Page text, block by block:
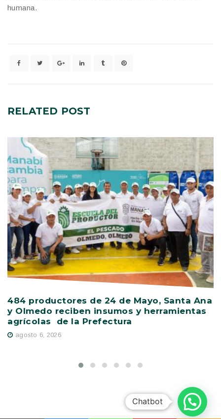
humana.
RELATED POST
484 productores de 24 de Mayo, Santa Ana
y Olmedo reciben insumos y herramientas
agrícolas de la Prefectura
agosto 6, 2026
Chatbot